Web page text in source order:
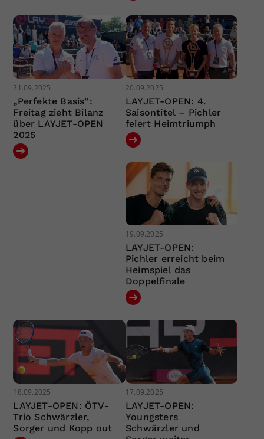
21.09.2025
„Perfekte Basis“:
Freitag zieht Bilanz
über LAYJET-OPEN
2025
20.09.2025
LAYJET-OPEN: 4.
Saisontitel – Pichler
feiert Heimtriumph
19.09.2025
LAYJET-OPEN:
Pichler erreicht beim
Heimspiel das
Doppelfinale
18.09.2025
LAYJET-OPEN: ÖTV-
Trio Schwärzler,
Sorger und Kopp out
17.09.2025
LAYJET-OPEN:
Youngsters
Schwärzler und